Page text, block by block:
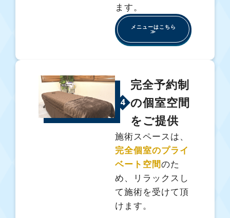
ます。
メニューはこちら
≫
4
完全予約制
の個室空間
をご提供
施術スペースは、
完全個室のプライ
ベート空間のた
め、リラックスし
て施術を受けて頂
けます。